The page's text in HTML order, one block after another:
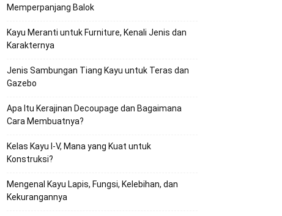
Memperpanjang Balok
Kayu Meranti untuk Furniture, Kenali Jenis dan
Karakternya
Jenis Sambungan Tiang Kayu untuk Teras dan
Gazebo
Apa Itu Kerajinan Decoupage dan Bagaimana
Cara Membuatnya?
Kelas Kayu I-V, Mana yang Kuat untuk
Konstruksi?
Mengenal Kayu Lapis, Fungsi, Kelebihan, dan
Kekurangannya